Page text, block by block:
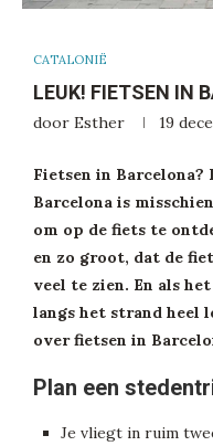
CATALONIË
LEUK! FIETSEN IN
door Esther 19
Fietsen in Barcelona?
Barcelona is
om op de fiets te
en zo groot, dat de
veel te zien. En als
langs het strand heel
over fietsen in
Plan een
Je vliegt in ruim